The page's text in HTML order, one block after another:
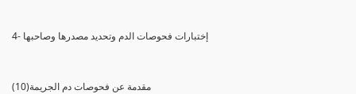
4- إختبارات فحوصات الدم وتحديد مصدرها وصاحبها
(10)مقدمة عن فحوصات دم الجريمة